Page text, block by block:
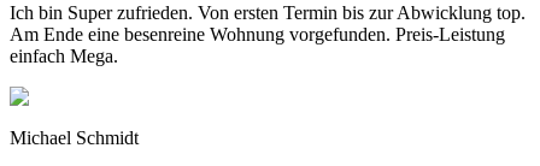
Ich bin Super zufrieden. Von ersten Termin bis zur Abwicklung top.
Am Ende eine besenreine Wohnung vorgefunden. Preis-Leistung
einfach Mega.
Michael Schmidt